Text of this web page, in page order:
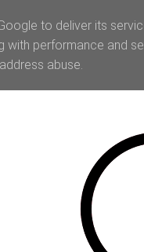
to deliver its
with performance and
abuse.